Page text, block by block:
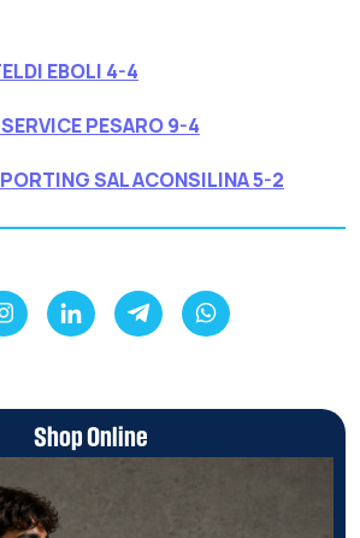
EBOLI 4-4
PESARO 9-4
SAL ACONSILINA 5-2
Shop Online